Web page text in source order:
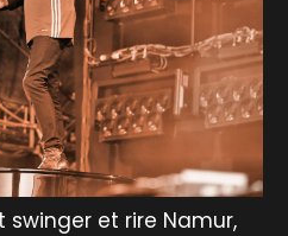
swinger et rire Namur,